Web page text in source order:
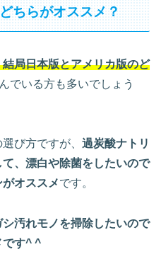
ちらがオススメ？
局日本版とアメリカ版のど
でいる方も多いでしょう
び方ですが、 過炭酸ナトリ
、漂白や除菌をしたいので
オススメです。
汚れモノを掃除したいので
です^ ^